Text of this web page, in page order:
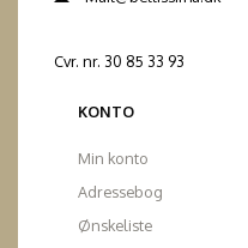
Cvr. nr. 30 85 33 93
KONTO
Min konto
Adressebog
Ønskeliste